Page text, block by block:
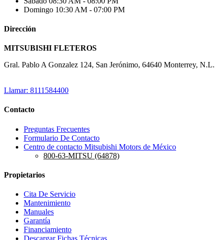
Domingo 10:30 AM - 07:00 PM
Dirección
MITSUBISHI FLETEROS
Gral. Pablo A Gonzalez 124, San Jerónimo, 64640 Monterrey, N.L.
Llamar: 8111584400
Contacto
Preguntas Frecuentes
Formulario De Contacto
Centro de contacto Mitsubishi Motors de México
800-63-MITSU (64878)
Propietarios
Cita De Servicio
Mantenimiento
Manuales
Garantía
Financiamiento